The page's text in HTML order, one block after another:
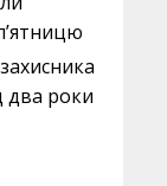
два роки